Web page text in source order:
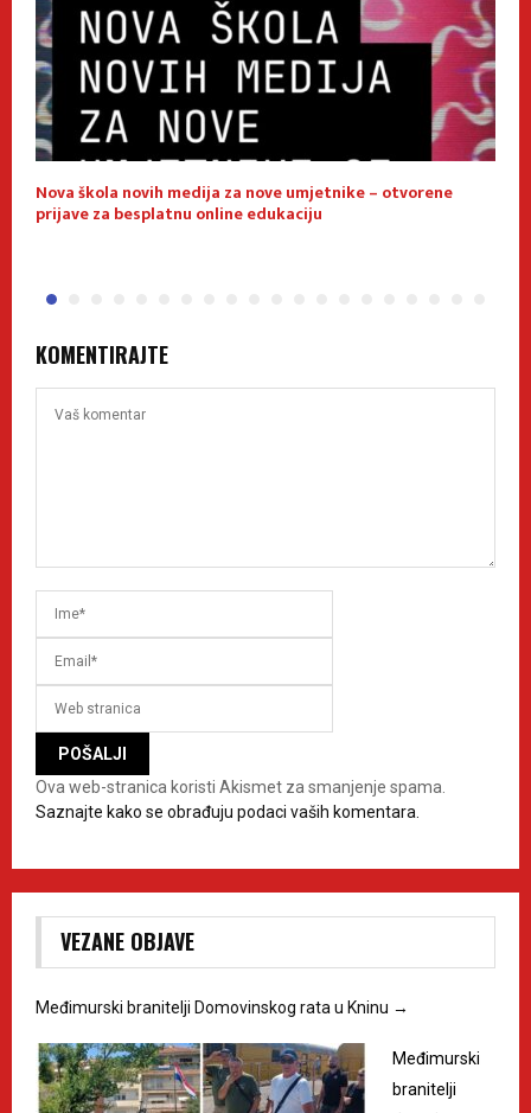
Nova škola novih medija za nove umjetnike – otvorene
prijave za besplatnu online edukaciju
KOMENTIRAJTE
Ova web-stranica koristi Akismet za smanjenje spama.
Saznajte kako se obrađuju podaci vaših komentara.
VEZANE OBJAVE
Međimurski branitelji Domovinskog rata u Kninu →
Međimurski
branitelji